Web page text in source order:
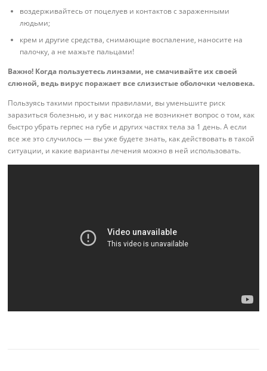
воздерживайтесь от поцелуев и контактов с зараженными
людьми;
крем и другие средства, снимающие воспаление, наносите на
палочку, а не мажьте пальцами!
Важно! Когда пользуетесь линзами, не смачивайте их своей
слюной, ведь вирус поражает все слизистые оболочки человека.
Пользуясь такими простыми правилами, вы уменьшите риск
заразиться болезнью, и у вас никогда не возникнет вопрос о том, как
быстро убрать герпес на губе и других частях тела за 1 день. А если
все же это случилось — вы уже будете знать, как действовать в такой
ситуации, и какие варианты лечения можно в ней использовать.